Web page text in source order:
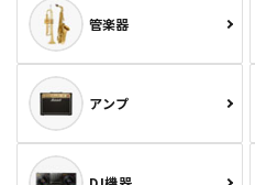
管楽器
アンプ